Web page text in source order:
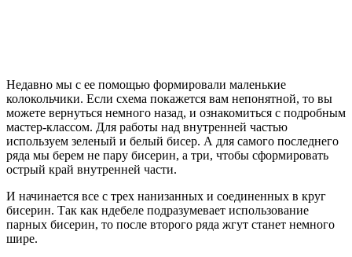
Недавно мы с ее помощью формировали маленькие
колокольчики. Если схема покажется вам непонятной, то вы
можете вернуться немного назад, и ознакомиться с подробным
мастер-классом. Для работы над внутренней частью
используем зеленый и белый бисер. А для самого последнего
ряда мы берем не пару бисерин, а три, чтобы сформировать
острый край внутренней части.
И начинается все с трех нанизанных и соединенных в круг
бисерин. Так как ндебеле подразумевает использование
парных бисерин, то после второго ряда жгут станет немного
шире.